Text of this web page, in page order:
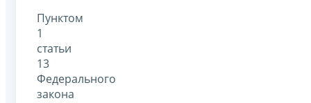
Пунктом
1
статьи
13
Федерального
закона